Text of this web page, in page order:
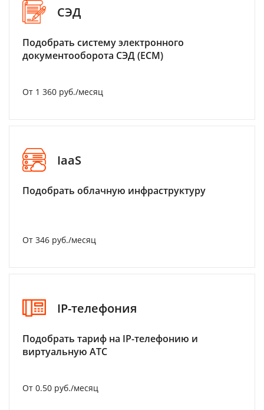
СЭД
Подобрать систему электронного
документооборота СЭД (ECM)
От 1 360 руб./месяц
IaaS
Подобрать облачную инфраструктуру
От 346 руб./месяц
IP-телефония
Подобрать тариф на IP-телефонию и
виртуальную АТС
От 0.50 руб./месяц